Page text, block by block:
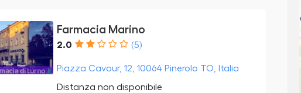
Farmacia Marino
2.0 (5)
Piazza Cavour, 12, 10064 Pinerolo TO, Italia
Distanza non disponibile